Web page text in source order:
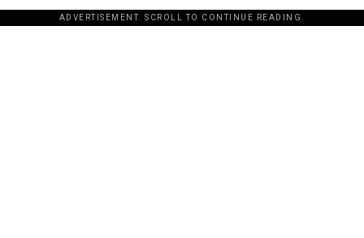
ADVERTISEMENT. SCROLL TO CONTINUE READING.